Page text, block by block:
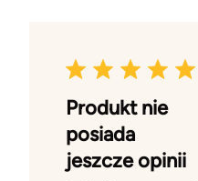
Produkt nie
posiada
jeszcze opinii